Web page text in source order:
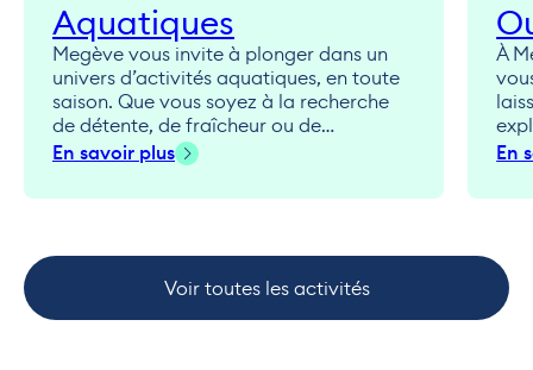
Aquatiques
Megève vous invite à plonger dans un
univers d’activités aquatiques, en toute
saison. Que vous soyez à la recherche
de détente, de fraîcheur ou de
sensations fortes, l’eau est ici un terrain
de jeu à part entière. Entre piscines
chauffées avec vue sur les sommets,
En savoir plus
À
un
En
Voir toutes les activités